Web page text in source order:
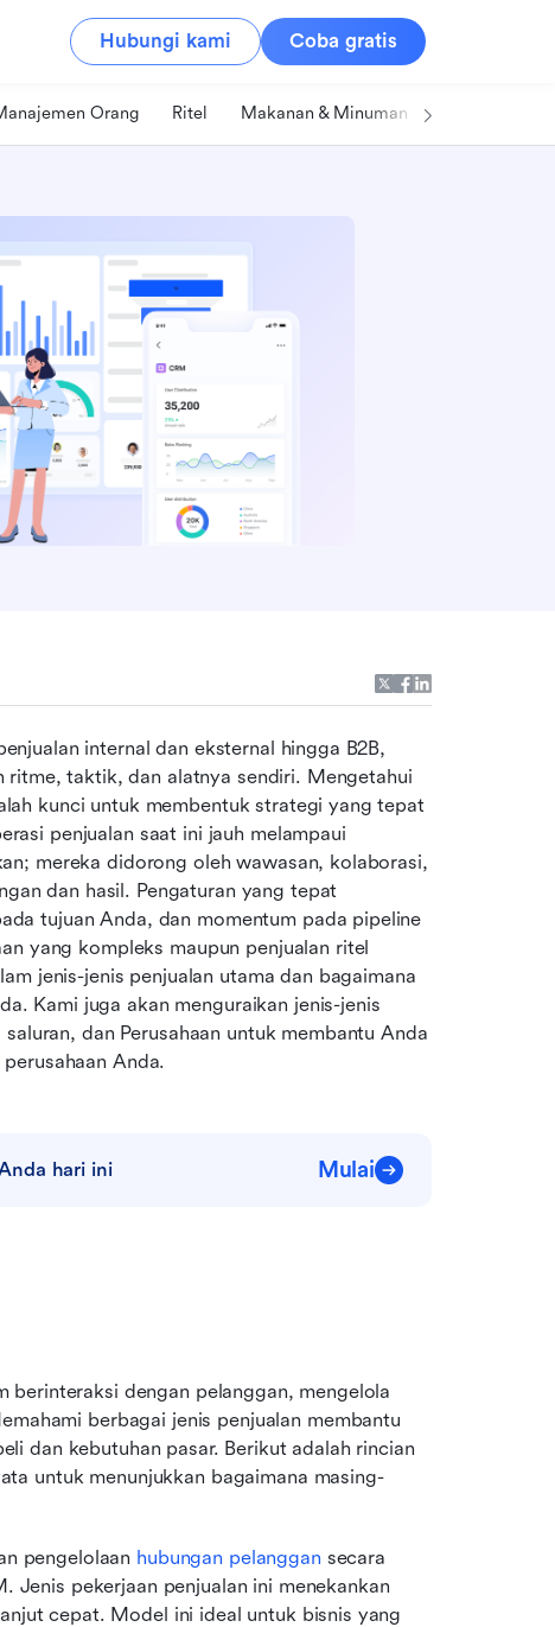
Hubungi kami Coba gratis
Orang Ritel Makanan & Minuman
internal dan eksternal hingga B2B,
kunci untuk membentuk strategi yang tepat
penjualan saat ini jauh melampaui
mereka didorong oleh wawasan, kolaborasi,
dan hasil. Pengaturan yang tepat
tujuan Anda, dan momentum pada pipeline
yang kompleks maupun penjualan ritel
jenis-jenis penjualan utama dan bagaimana
Kami juga akan menguraikan jenis-jenis
dan Perusahaan untuk membantu Anda
Anda.
hari ini Mulai
dengan pelanggan, mengelola
berbagai jenis penjualan membantu
dan kebutuhan pasar. Berikut adalah rincian
untuk menunjukkan bagaimana masing-
pengelolaan hubungan pelanggan secara
Jenis pekerjaan penjualan ini menekankan
cepat. Model ini ideal untuk bisnis yang